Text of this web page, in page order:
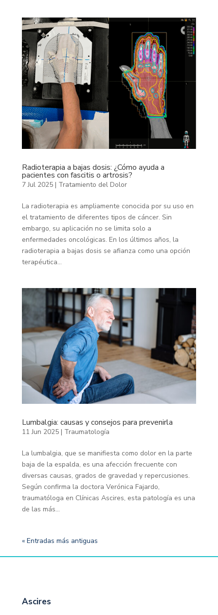
Radioterapia a bajas dosis: ¿Cómo ayuda a
pacientes con fascitis o artrosis?
7 Jul 2025| Tratamiento del Dolor
La radioterapia es ampliamente conocida por su uso en
el tratamiento de diferentes tipos de cáncer. Sin
embargo, su aplicación no se limita solo a
enfermedades oncológicas. En los últimos años, la
radioterapia a bajas dosis se afianza como una opción
terapéutica...
Lumbalgia: causas y consejos para prevenirla
11 Jun 2025| Traumatología
La lumbalgia, que se manifiesta como dolor en la parte
baja de la espalda, es una afección frecuente con
diversas causas, grados de gravedad y repercusiones.
Según confirma la doctora Verónica Fajardo,
traumatóloga en Clínicas Ascires, esta patología es una
de las más...
« Entradas más antiguas
Ascires